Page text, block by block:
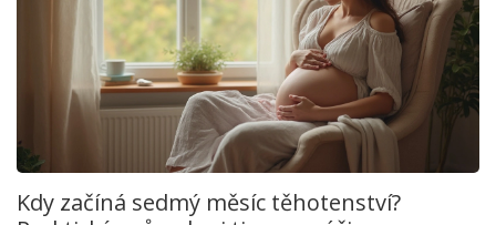
Kdy začíná sedmý měsíc těhotenství?